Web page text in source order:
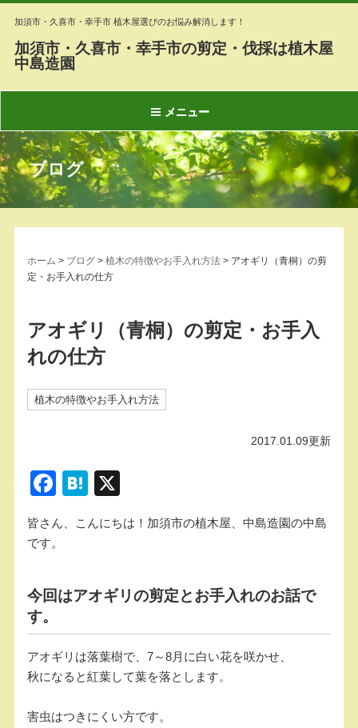
加須市・久喜市・幸手市 植木屋選びのお悩み解消します！
加須市・久喜市・幸手市の剪定・伐採は植木屋
中島造園
メニュー
ブログ
ホーム > ブログ >植木の特徴やお手入れ方法 > アオギリ（青桐）の剪
定・お手入れの仕方
アオギリ（青桐）の剪定・お手入
れの仕方
植木の特徴やお手入れ方法
2017.01.09更新
F
c
b
o
o
k
H
e
a
皆さん、こんにちは！加須市の植木屋、中島造園の中島
です。
今回はアオギリの剪定とお手入れのお話で
す。
アオギリは落葉樹で、7～8月に白い花を咲かせ、
秋になると紅葉して葉を落とします。
害虫はつきにくい方です。